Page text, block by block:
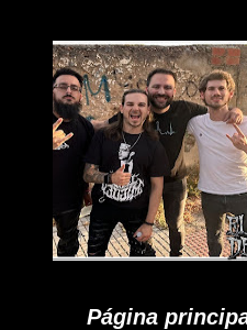
Página